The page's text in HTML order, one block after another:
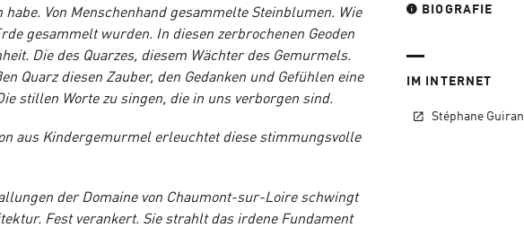
Von Menschenhand gesammelte Steinblumen. Wie
gesammelt wurden. In diesen zerbrochenen Geoden
Die des Quarzes, diesem Wächter des Gemurmels.
Quarz diesen Zauber, den Gedanken und Gefühlen eine
stillen Worte zu singen, die in uns verborgen sind.
aus Kindergemurmel erleuchtet diese stimmungsvolle
der Domaine von Chaumont-sur-Loire schwingt
Fest verankert. Sie strahlt das irdene Fundament
BIOGRAFIE
IM INTERNET
Stéphane Guiran